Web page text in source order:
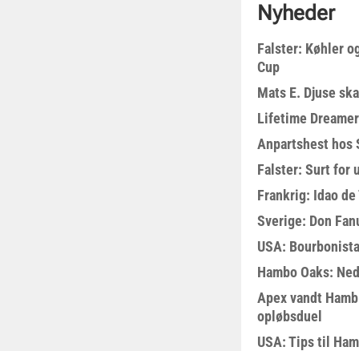
Nyheder
Falster: Køhler
Cup
Mats E. Djuse
Lifetime
Anpartshest hos
Falster: Surt for
Frankrig: Idao
Sverige: Don
USA:
Hambo Oaks:
Apex vandt
opløbsduel
USA: Tips til